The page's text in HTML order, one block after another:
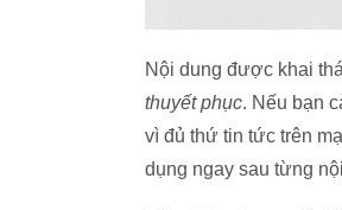
Nội dung được khai
thuyết phục. Nếu bạn
vì đủ thứ tin tức trên
dụng ngay sau từng